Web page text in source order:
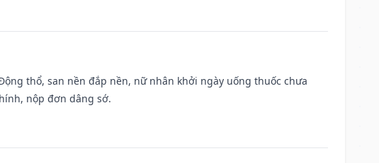
thổ, san nền đắp nền, nữ nhân khởi ngày uống thuốc chưa
nộp đơn dâng sớ.